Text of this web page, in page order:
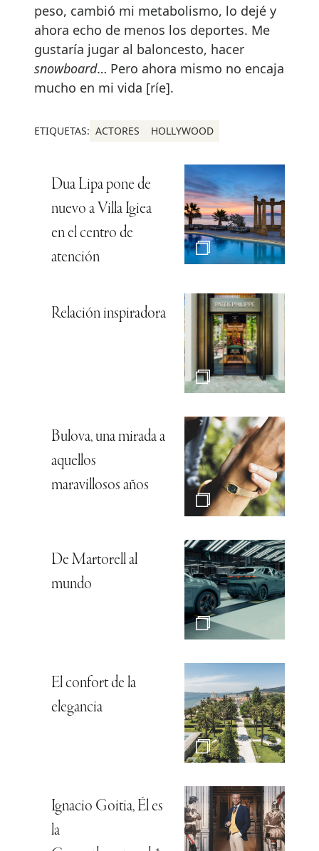
peso, cambió mi metabolismo, lo dejé y
ahora echo de menos los deportes. Me
gustaría jugar al baloncesto, hacer
snowboard… Pero ahora mismo no encaja
mucho en mi vida [ríe].
ETIQUETAS: ACTORES HOLLYWOOD
Dua Lipa pone de
nuevo a Villa Igiea
en el centro de
atención
Relación inspiradora
Bulova, una mirada a
aquellos
maravillosos años
De Martorell al
mundo
El confort de la
elegancia
Ignacio Goitia, Él es
la